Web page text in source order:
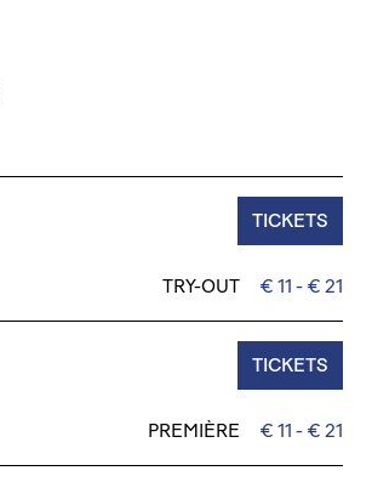
TRY-OUT € 11 - € 21
TICKETS
PREMIÈRE € 11 - € 21
TICKETS